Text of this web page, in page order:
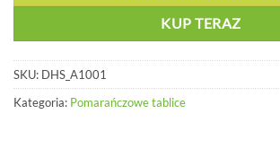
KUP TERAZ
SKU: DHS_A1001
Kategoria: Pomarańczowe tablice